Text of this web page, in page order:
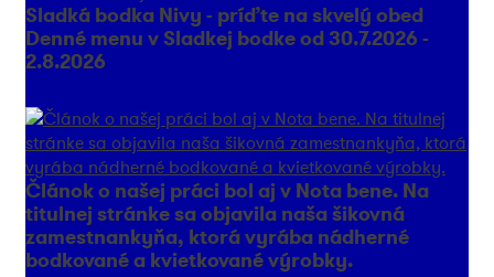
Sladká bodka Nivy - príďte na skvelý obed
Denné menu v Sladkej bodke od 30.7.2026 -
2.8.2026
Článok o našej práci bol aj v Nota bene. Na
titulnej stránke sa objavila naša šikovná
zamestnankyňa, ktorá vyrába nádherné
bodkované a kvietkované výrobky.